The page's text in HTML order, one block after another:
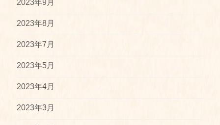
2023年9月
2023年8月
2023年7月
2023年5月
2023年4月
2023年3月